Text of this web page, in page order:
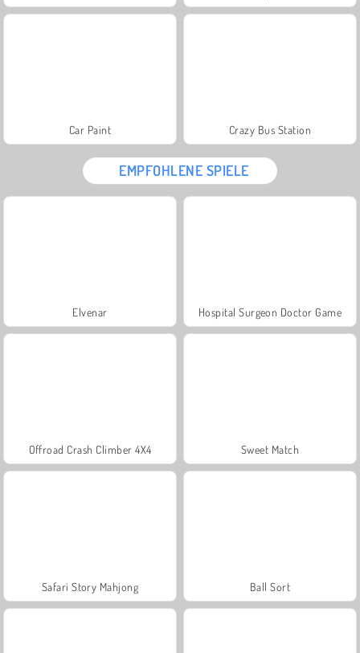
Car Paint Crazy Bus Station
EMPFOHLENE SPIELE
Elvenar Hospital Surgeon Doctor Game
Offroad Crash Climber 4X4 Sweet Match
Safari Story Mahjong Ball Sort